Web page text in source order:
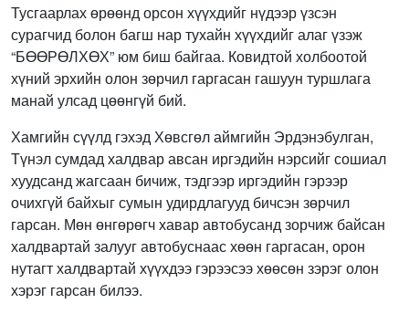
Тусгаарлах өрөөнд орсон хүүхдийг нүдээр үзсэн
сурагчид болон багш нар тухайн хүүхдийг алаг үзэж
“БӨӨРӨЛХӨХ” юм биш байгаа. Ковидтой холбоотой
хүний эрхийн олон зөрчил гаргасан гашуун туршлага
манай улсад цөөнгүй бий.
Хамгийн сүүлд гэхэд Хөвсгөл аймгийн Эрдэнэбулган,
Түнэл сумдад халдвар авсан иргэдийн нэрсийг сошиал
хуудсанд жагсаан бичиж, тэдгээр иргэдийн гэрээр
очихгүй байхыг сумын удирдлагууд бичсэн зөрчил
гарсан. Мөн өнгөрөгч хавар автобусанд зорчиж байсан
халдвартай залууг автобуснаас хөөн гаргасан, орон
нутагт халдвартай хүүхдээ гэрээсээ хөөсөн зэрэг олон
хэрэг гарсан билээ.